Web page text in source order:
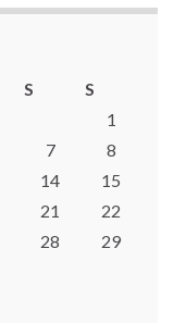
S
S
1
7
8
14
15
21
22
28
29